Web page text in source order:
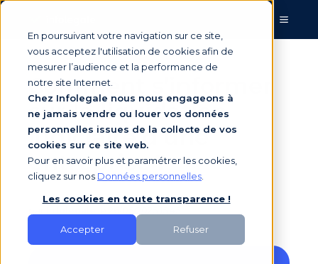
En poursuivant votre navigation sur ce site,
vous acceptez l'utilisation de cookies afin de
mesurer l’audience et la performance de
notre site Internet.
Chez Infolegale nous nous engageons à
ne jamais vendre ou louer vos données
personnelles issues de la collecte de vos
cookies sur ce site web.
Pour en savoir plus et paramétrer les cookies,
cliquez sur nos Données personnelles
Les cookies en toute transparence !
Accepter Refuser
Comment s’informer
sur la liquidation
judiciaire d’une
entreprise ?